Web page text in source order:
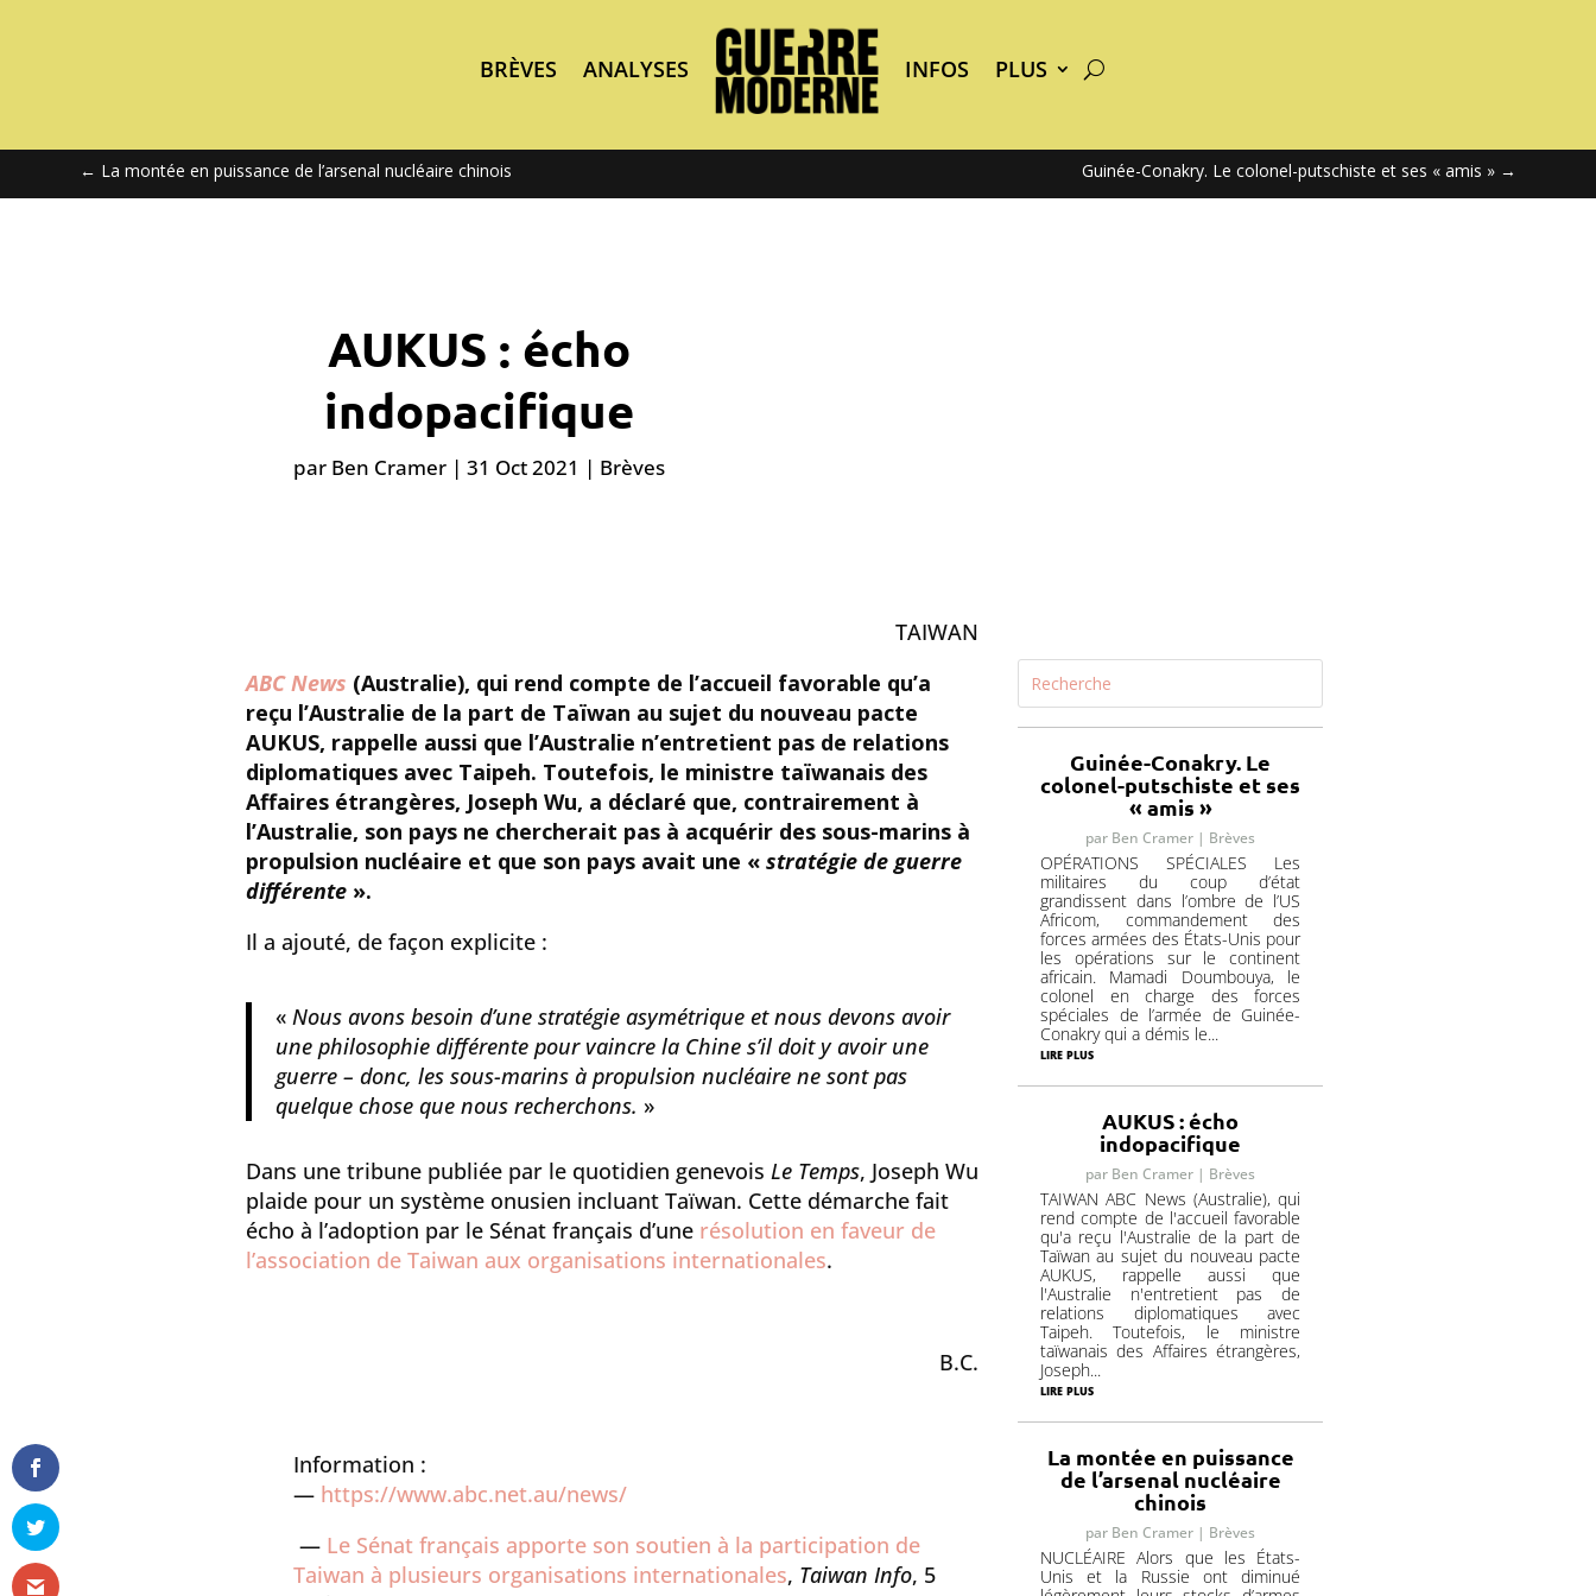
BRÈVES ANALYSES INFOS PLUS
← La montée en puissance de l’arsenal nucléaire chinois Guinée-Conakry. Le colonel-putschiste et ses « amis »→
AUKUS : écho
indopacifique
par Ben Cramer| 31 Oct 2021 | Brèves
TAIWAN
ABC News (Australie), qui rend compte de l’accueil favorable qu’a
reçu l’Australie de la part de Taïwan au sujet du nouveau pacte
AUKUS, rappelle aussi que l’Australie n’entretient pas de relations
diplomatiques avec Taipeh. Toutefois, le ministre taïwanais des
Affaires étrangères, Joseph Wu, a déclaré que, contrairement à
l’Australie, son pays ne chercherait pas à acquérir des sous-marins à
propulsion nucléaire et que son pays avait une « stratégie de guerre
différente».
Il a ajouté, de façon explicite :
« Nous avons besoin d’une stratégie asymétrique et nous devons avoir
une philosophie différente pour vaincre la Chine s’il doit y avoir une
guerre – donc, les sous-marins à propulsion nucléaire ne sont pas
quelque chose que nous recherchons. »
Dans une tribune publiée par le quotidien genevois Le Temps, Joseph Wu
plaide pour un système onusien incluant Taïwan. Cette démarche fait
écho à l’adoption par le Sénat français d’une résolution en faveur de
l’association de Taiwan aux organisations internationales.
B.C.
Information :
— https://www.abc.net.au/news/
­ — Le Sénat français apporte son soutien à la participation de
Taiwan à plusieurs organisations internationales, Taiwan Info, 5
Guinée-Conakry. Le
colonel-putschiste et ses
« amis »
par Ben Cramer | Brèves
OPÉRATIONS SPÉCIALES Les
militaires du coup d’état
grandissent dans l’ombre de l’US
Africom, commandement des
forces armées des États-Unis pour
les opérations sur le continent
africain. Mamadi Doumbouya, le
colonel en charge des forces
spéciales de l’armée de Guinée-
Conakry qui a démis le...
lire plus
AUKUS : écho
indopacifique
par Ben Cramer | Brèves
TAIWAN ABC News (Australie), qui
rend compte de l'accueil favorable
qu'a reçu l'Australie de la part de
Taïwan au sujet du nouveau pacte
AUKUS, rappelle aussi que
l'Australie n'entretient pas de
relations diplomatiques avec
Taipeh. Toutefois, le ministre
taïwanais des Affaires étrangères,
Joseph...
lire plus
La montée en puissance
de l’arsenal nucléaire
chinois
par Ben Cramer | Brèves
NUCLÉAIRE Alors que les États-
Unis et la Russie ont diminué